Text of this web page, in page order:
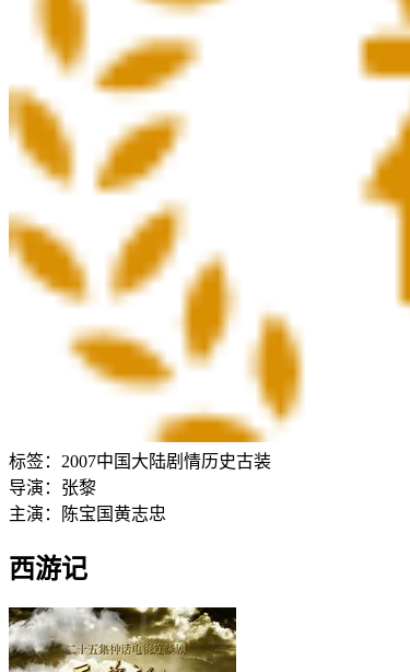
标签： 2007中国大陆剧情历史古装
导演： 张黎
主演：
陈宝国黄志忠
西游记